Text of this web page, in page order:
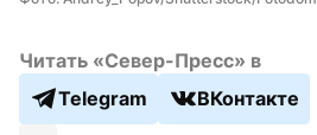
Читать «Север-Пресс» в
Telegram
ВКонтакте